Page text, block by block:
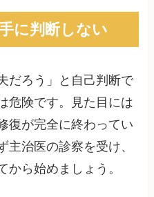
に判断しない
だろう」と自己判断で
危険です。見た目には
復が完全に終わってい
主治医の診察を受け、
から始めましょう。